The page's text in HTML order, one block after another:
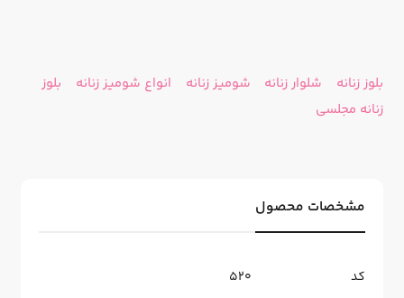
بلوز زنانه شلوار زنانه شومیز زنانه انواع شومیز زنانه
بلوز
زنانه مجلسی
مشخصات محصول
کد
520